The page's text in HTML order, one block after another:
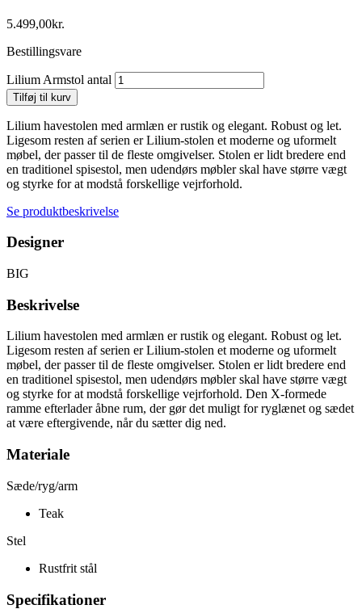
5.499,00kr.
Bestillingsvare
Lilium Armstol antal
Tilføj til kurv
Lilium havestolen med armlæn er rustik og elegant. Robust og let.
Ligesom resten af ​​serien er Lilium-stolen et moderne og uformelt
møbel, der passer til de fleste omgivelser. Stolen er lidt bredere end
en traditionel spisestol, men udendørs møbler skal have større vægt
og styrke for at modstå forskellige vejrforhold.
Se produktbeskrivelse
Designer
BIG
Beskrivelse
Lilium havestolen med armlæn er rustik og elegant. Robust og let.
Ligesom resten af ​​serien er Lilium-stolen et moderne og uformelt
møbel, der passer til de fleste omgivelser. Stolen er lidt bredere end
en traditionel spisestol, men udendørs møbler skal have større vægt
og styrke for at modstå forskellige vejrforhold. Den X-formede
ramme efterlader åbne rum, der gør det muligt for ryglænet og sædet
at være eftergivende, når du sætter dig ned.
Materiale
Sæde/ryg/arm
Teak
Stel
Rustfrit stål
Specifikationer